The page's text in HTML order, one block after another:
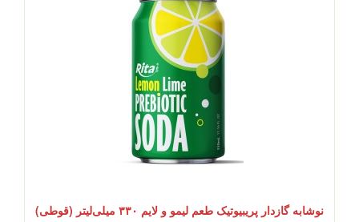
نوشابه گازدار پریبیوتیک طعم لیمو و لایم ۳۳۰ میلی‌لیتر (قوطی)